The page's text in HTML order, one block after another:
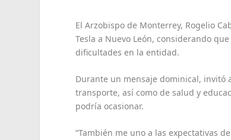
El Arzobispo de Monterrey, Rogelio
Tesla a Nuevo León, considerando
dificultades en la entidad.
Durante un mensaje dominical, invitó
transporte, así como de salud y
podría ocasionar.
“También me uno a las expectativas